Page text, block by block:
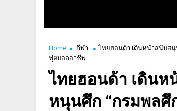
Home กีฬา
ไทยฮอนด้า เดินหน้าสนับส
ฟุตบอลอาชีพ
ไทยฮอนด้า เดิน
หนุนศึก “กรมพลศึ